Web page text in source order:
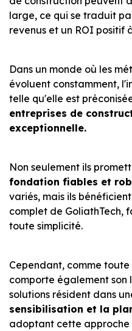
large, ce qui se traduit
revenus et un ROI positif
Dans un monde où les
évoluent constamment,
telle qu'elle est
entreprises de
exceptionnelle.
Non seulement ils
fondation fiables et
variés, mais ils
complet de GoliathTech,
toute simplicité.
Cependant, comme
comporte également son
solutions résident dans
sensibilisation et la
adoptant cette approche